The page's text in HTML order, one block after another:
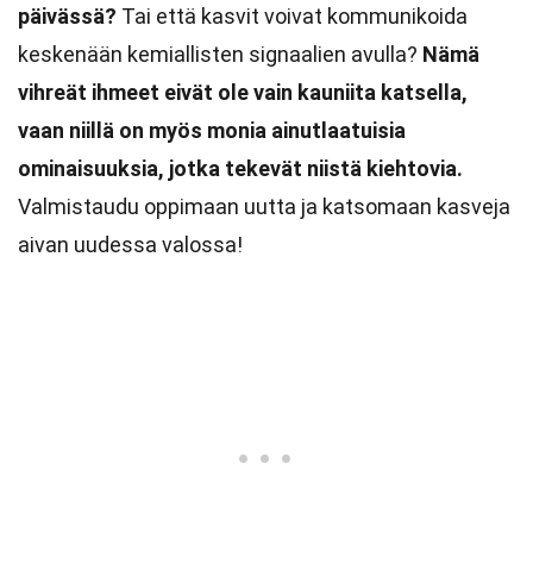
päivässä? Tai että kasvit voivat kommunikoida
keskenään kemiallisten signaalien avulla? Nämä
vihreät ihmeet eivät ole vain kauniita katsella,
vaan niillä on myös monia ainutlaatuisia
ominaisuuksia, jotka tekevät niistä kiehtovia.
Valmistaudu oppimaan uutta ja katsomaan kasveja
aivan uudessa valossa!